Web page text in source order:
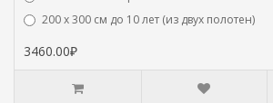
200 х 300 см до 10 лет (из двух полотен)
3460.00₽